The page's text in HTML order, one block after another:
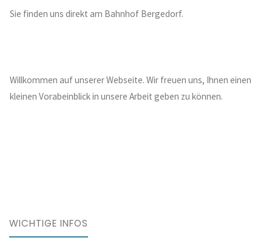
Sie finden uns direkt am Bahnhof Bergedorf.
Willkommen auf unserer Webseite. Wir freuen uns, Ihnen einen
kleinen Vorabeinblick in unsere Arbeit geben zu können.
WICHTIGE INFOS